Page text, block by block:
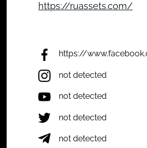
https://ruassets.com/
https://
not detected
not detected
not detected
not detected